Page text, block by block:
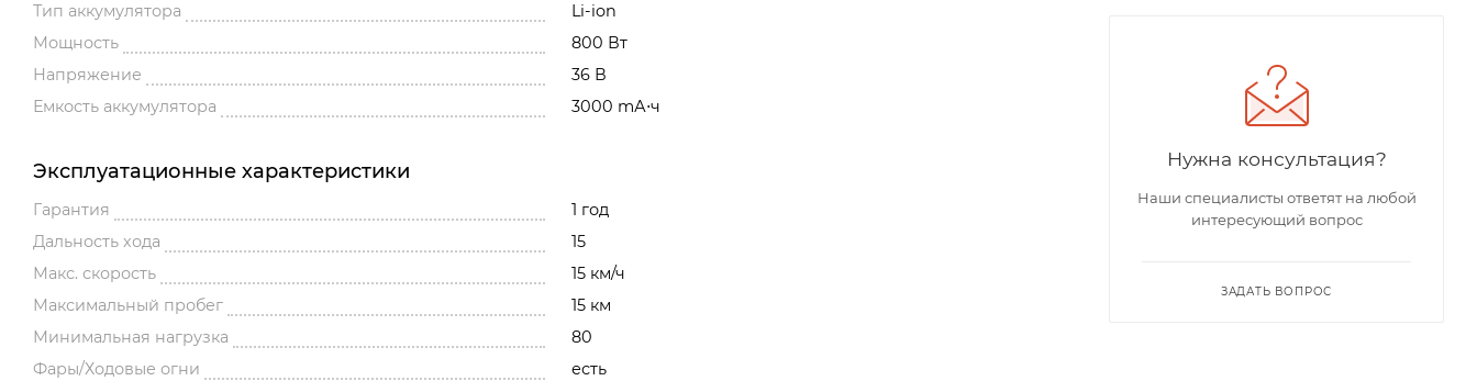
Тип аккумулятора
Li-ion
Мощность
800 Вт
Напряжение
36 В
Емкость аккумулятора
3000 mА⋅ч
Эксплуатационные характеристики
Гарантия
1 год
Дальность хода
15
Макс. скорость
15 км/ч
Максимальный пробег
15 км
Минимальная нагрузка
80
Фары/Ходовые огни
есть
Нужна консультация?
Наши специалисты ответят на любой
интересующий вопрос
ЗАДАТЬ ВОПРОС